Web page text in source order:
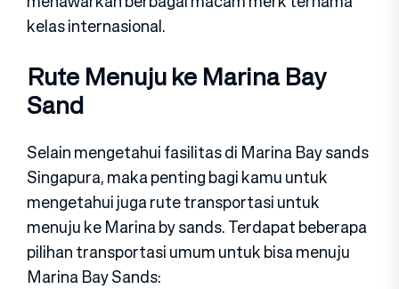
kelas internasional.
Rute Menuju ke Marina Bay
Sand
Selain mengetahui fasilitas di Marina Bay sands
Singapura, maka penting bagi kamu untuk
mengetahui juga rute transportasi untuk
menuju ke Marina by sands. Terdapat beberapa
pilihan transportasi umum untuk bisa menuju
Marina Bay Sands: